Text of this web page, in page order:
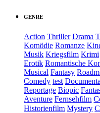
GENRE
Action Thriller Drama
Komödie Romanze
Musik Kriegsfilm Krimi
Erotik Romantische
Musical Fantasy
Comedy test
Reportage Biopic
Aventure Fernsehfilm
Historienfilm Mystery